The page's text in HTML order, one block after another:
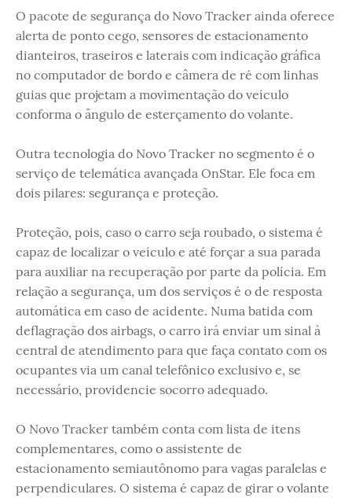
O pacote de segurança do Novo Tracker ainda oferece
alerta de ponto cego, sensores de estacionamento
dianteiros, traseiros e laterais com indicação gráfica
no computador de bordo e câmera de ré com linhas
guias que projetam a movimentação do veículo
conforma o ângulo de esterçamento do volante.
Outra tecnologia do Novo Tracker no segmento é o
serviço de telemática avançada OnStar. Ele foca em
dois pilares: segurança e proteção.
Proteção, pois, caso o carro seja roubado, o sistema é
capaz de localizar o veículo e até forçar a sua parada
para auxiliar na recuperação por parte da polícia. Em
relação a segurança, um dos serviços é o de resposta
automática em caso de acidente. Numa batida com
deflagração dos airbags, o carro irá enviar um sinal à
central de atendimento para que faça contato com os
ocupantes via um canal telefônico exclusivo e, se
necessário, providencie socorro adequado.
O Novo Tracker também conta com lista de itens
complementares, como o assistente de
estacionamento semiautônomo para vagas paralelas e
perpendiculares. O sistema é capaz de girar o volante